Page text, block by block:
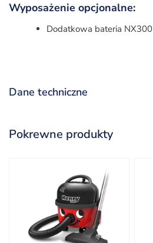
Wyposażenie opcjonalne:
Dodatkowa bateria NX300
Dane techniczne
Pokrewne produkty